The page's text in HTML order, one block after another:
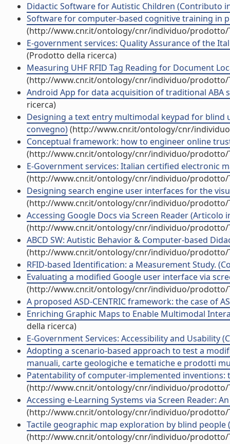
Didactic Software for Autistic Children (Contributo
Software for computer-based cognitive training in
(http://www.cnr.it/ontology/cnr/individuo/prodotto/
E-government services: Quality Assurance of the
(Prodotto della ricerca)
Measuring UHF RFID Tag Reading for Document
(http://www.cnr.it/ontology/cnr/individuo/prodotto/
Android App for data acquisition of traditional ABA
ricerca)
Designing a text entry multimodal keypad for
convegno)(http://www.cnr.it/ontology/cnr/
Conceptual framework: how to engineer online
(http://www.cnr.it/ontology/cnr/individuo/prodotto/
E-Government services: Italian certified electronic
(http://www.cnr.it/ontology/cnr/individuo/prodotto/
Designing search engine user interfaces for the
(http://www.cnr.it/ontology/cnr/individuo/prodotto/
Accessing Google Docs via Screen Reader (Articolo
(http://www.cnr.it/ontology/cnr/individuo/prodotto/
ABCD SW: Autistic Behavior & Computer-based
(http://www.cnr.it/ontology/cnr/individuo/prodotto/
RFID-based Identification: a Measurement Study.
Evaluating a modified Google user interface via
(http://www.cnr.it/ontology/cnr/individuo/prodotto/
A proposed ASD-CENTRIC framework: the case of
Enriching Graphic Maps to Enable Multimodal
della ricerca)
E-Government Services: Accessibility and Usability
Adopting a scenario-based approach to test a
manuali, carte geologiche e tematiche e prodotti
Patentability of computer-implemented
(http://www.cnr.it/ontology/cnr/individuo/prodotto/
Accessing e-Learning Systems via Screen Reader:
(http://www.cnr.it/ontology/cnr/individuo/prodotto/
Tactile geographic map exploration by blind people
(http://www.cnr.it/ontology/cnr/individuo/prodotto/